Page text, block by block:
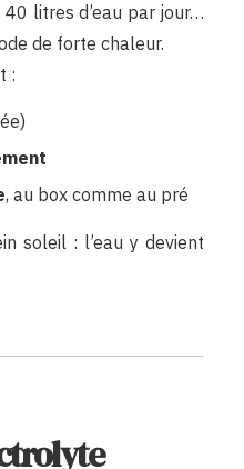
litres d’eau par jour…
de forte chaleur.
:
, au box comme au pré
soleil : l’eau y devient